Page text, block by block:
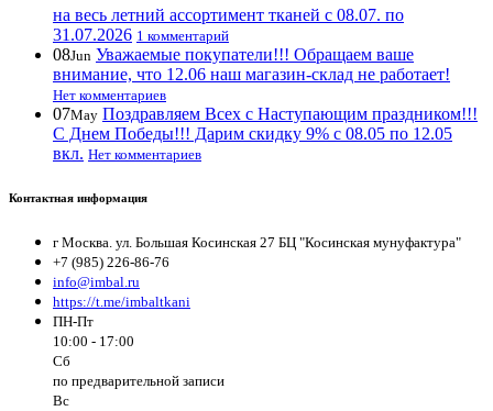
на весь летний ассортимент тканей с 08.07. по
31.07.2026 1 комментарий
08Jun Уважаемые покупатели!!! Обращаем ваше
внимание, что 12.06 наш магазин-склад не работает!
Нет комментариев
07May Поздравляем Всех с Наступающим праздником!!!
С Днем Победы!!! Дарим скидку 9% с 08.05 по 12.05
вкл. Нет комментариев
Контактная информация
г Москва. ул. Большая Косинская 27 БЦ "Косинская мунуфактура"
+7 (985) 226-86-76
info@imbal.ru
https://t.me/imbaltkani
ПН-Пт
10:00 - 17:00
Сб
по предварительной записи
Вс